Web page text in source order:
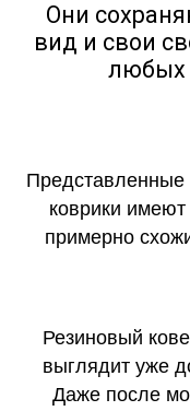
Они
вид и свои
любых
коврики
примерно
Резиновый
выглядит уже
Даже после